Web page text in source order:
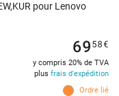
pour Lenovo
Ordre lié
6958€
y compris 20% de TVA
plus frais d'expédition